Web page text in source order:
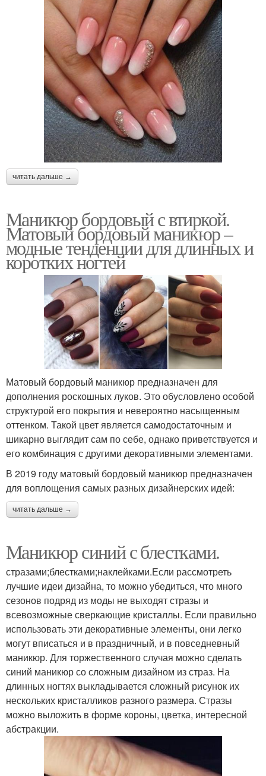
читать дальше →
Маникюр бордовый с втиркой.
Матовый бордовый маникюр –
модные тенденции для длинных и
коротких ногтей
Матовый бордовый маникюр предназначен для
дополнения роскошных луков. Это обусловлено особой
структурой его покрытия и невероятно насыщенным
оттенком. Такой цвет является самодостаточным и
шикарно выглядит сам по себе, однако приветствуется и
его комбинация с другими декоративными элементами.
В 2019 году матовый бордовый маникюр предназначен
для воплощения самых разных дизайнерских идей:
читать дальше →
Маникюр синий с блестками.
стразами;блестками;наклейками.Если рассмотреть
лучшие идеи дизайна, то можно убедиться, что много
сезонов подряд из моды не выходят стразы и
всевозможные сверкающие кристаллы. Если правильно
использовать эти декоративные элементы, они легко
могут вписаться и в праздничный, и в повседневный
маникюр. Для торжественного случая можно сделать
синий маникюр со сложным дизайном из страз. На
длинных ногтях выкладывается сложный рисунок их
нескольких кристалликов разного размера. Стразы
можно выложить в форме короны, цветка, интересной
абстракции.